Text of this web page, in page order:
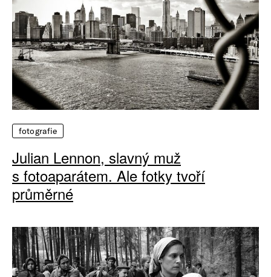
fotografie
Julian Lennon, slavný muž
s fotoaparátem. Ale fotky tvoří
průměrné